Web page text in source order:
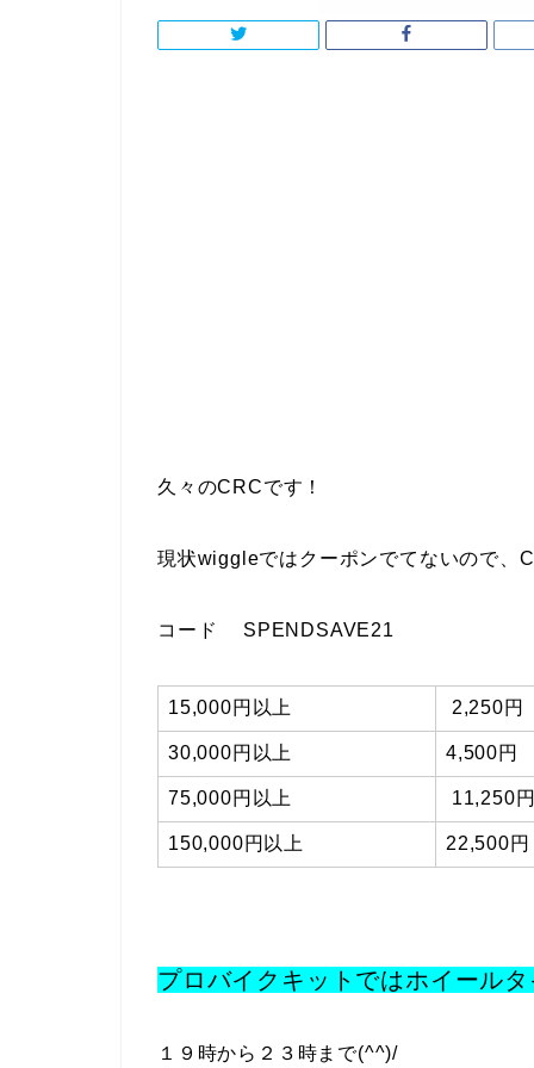
久々のCRCです！
現状wiggleではクーポンでてないので、
コード SPENDSAVE21
15,000円以上 2,250円
30,000円以上 4,500円
75,000円以上 11,250
150,000円以上 22,500円
プロバイクキットではホイール
１９時から２３時まで(^^)/